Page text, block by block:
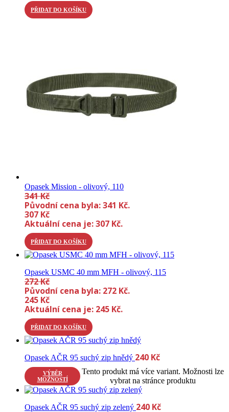
PŘIDAT DO KOŠÍKU
Opasek Mission - olivový, 110
341Kč
Původní cena byla: 341 Kč.
307 Kč
Aktuální cena je: 307 Kč.
PŘIDAT DO KOŠÍKU
Opasek USMC 40 mm MFH - olivový, 115
272Kč
Původní cena byla: 272 Kč.
245 Kč
Aktuální cena je: 245 Kč.
PŘIDAT DO KOŠÍKU
Opasek AČR 95 suchý zip hnědý 240 Kč
VÝBĚR
MOŽNOSTÍ
Tento produkt má více variant. Možnosti lze
vybrat na stránce produktu
Opasek AČR 95 suchý zip zelený 240 Kč